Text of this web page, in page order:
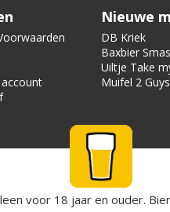
account
Nieuwe
DB Kriek
Baxbier
Strata
Uiltje Take
the Hotel
Muifel 2
voor 18 jaar en ouder.